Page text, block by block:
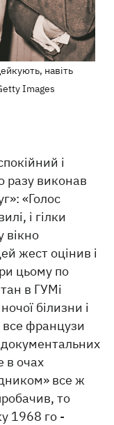
навіть
Images
і
разу виконав
«Голос
і гілки
вікно
жест оцінив і
цьому по
в ГУМі
білизни і
все французи
в очах
все ж
то
1968 го -